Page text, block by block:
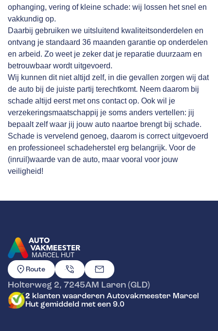
ophanging, vering of kleine schade: wij lossen het snel en
vakkundig op.
Daarbij gebruiken we uitsluitend kwaliteitsonderdelen en
ontvang je standaard 36 maanden garantie op onderdelen
en arbeid. Zo weet je zeker dat je reparatie duurzaam en
betrouwbaar wordt uitgevoerd.
Wij kunnen dit niet altijd zelf, in die gevallen zorgen wij dat
de auto bij de juiste partij terechtkomt. Neem daarom bij
schade altijd eerst met ons contact op. Ook wil je
verzekeringsmaatschappij je soms anders vertellen: jij
bepaalt zelf waar jij jouw auto naartoe brengt bij schade.
Schade is vervelend genoeg, daarom is correct uitgevoerd
en professioneel schadeherstel erg belangrijk. Voor de
(inruil)waarde van de auto, maar vooral voor jouw
veiligheid!
MARCEL HUT
GA NAAR DE HOMEPAGINA
Route
Holterweg 2, 7245AM Laren (GLD)
2 klanten waarderen Autovakmeester Marcel
Hut gemiddeld met een 9.0